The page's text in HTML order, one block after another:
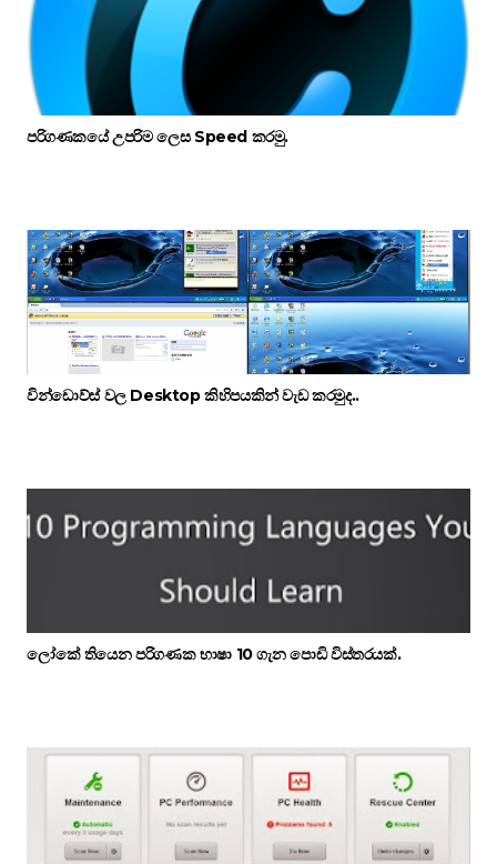
පරිගණකයේ උපරිම ලෙස Speed කරමු.
වින්ඩොව්ස් වල Desktop කිහිපයකින් වැඩ කරමුද..
ලෝකේ තියෙන පරිගණක භාෂා 10 ගැන පොඩි විස්තරයක්.